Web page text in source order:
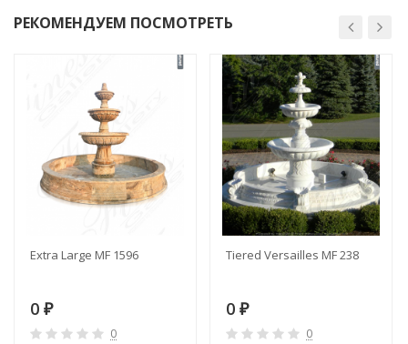
РЕКОМЕНДУЕМ ПОСМОТРЕТЬ
Extra Large MF 1596
0 ₽
0
Tiered Versailles MF 238
0 ₽
0